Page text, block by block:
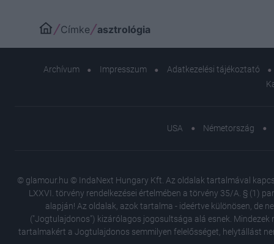
Címke asztrológia
Archívum Impresszum Adatkezelési tájékoztató
USA Németország
© glamour.hu © IndaNext Hungary Kft. Az oldalak tartalmával
LXXVI. törvény rendelkezései értelmében a törvény 35/A. § (1)
alapján! Az oldalak, azok tartalma - ideértve különösen, de
("Jogtulajdonos") kizárólagos jogosultsága alá esnek.
tartalmakért a Jogtulajdonos semmilyen felelősséget, helytállást